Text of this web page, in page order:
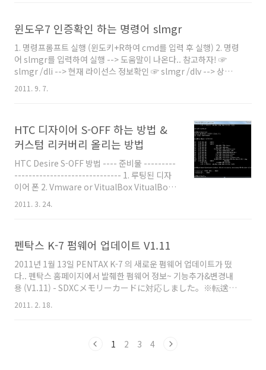
윈도우7 인증확인 하는 명령어 slmgr
1. 명령프롬프트 실행 (윈도키+R하여 cmd를 입력 후 실행) 2. 명령
어 slmgr를 입력하여 실행 --> 도움말이 나온다.. 참고하자! ☞
slmgr /dli --> 현재 라이선스 정보확인 ☞ slmgr /dlv --> 상세한
현재 라이선스 정보를 보여줍니다. ☞ slmgr /xpr --> 현재 라이선
스의 만기날짜를 알려줍니다. ☞ slmgr /dlv --> 유예기간(Grace
다. ☞ slmgr /rearm --> 평가판을 사용 중이면 유예기간을 초기
화해 사용기간을 늘릴 수 있다. ※ 유예기간을 초기화했다면 재부팅
하여야 변경사항이 적용된다. ※ 초기화 횟수는 정품인증 횟수가 아
2011. 9. 7.
HTC 디자이어 S-OFF 하는 방법 &
커스텀 리커버리 올리는 방법
HTC Desire S-OFF 방법 ---- 준비물 ---------
------------------------------ 1. 루팅된 디자
이어 폰 2. Vmware or VitualBox VitualBox
를 이용하는 방법은
http://nottrue.egloos.com/4540073 참고
----------------------------------------------
---- (1). Vmware 실행하여 새로운 버추얼 머신
을 작성한다. File -> New -> Vitual Machine...
※중간에 다이얼로그에서 Installer image
File(is..
2011. 3. 24.
펜탁스 K-7 펌웨어 업데이트 V1.11
2011년 1월 13일 PENTAX K-7 의 새로운 펌웨어 업데이트가 떴
다.. 펜탁스 홈페이지에서 발췌한 펌웨어 정보~ 기능추가&변경내
용 (V1.11) - SDXCメモリーカードに対応しました。※転送速
度UHSスピードクラスには対応しておりません。 本アップ
デートを行うと 《バージョン1.01～1.10》 のいずれの内容
버전인 1.01~1.10 내용도 적용됨. K-7을 쓰고 계시는 분은 바로 다
2011. 2. 18.
1 2 3 4